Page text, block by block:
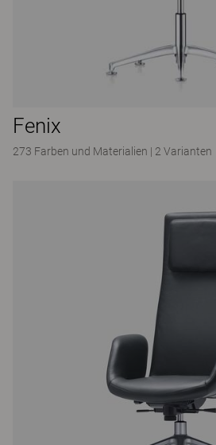
Fenix
273 Farben und Materialien | 2 Varianten